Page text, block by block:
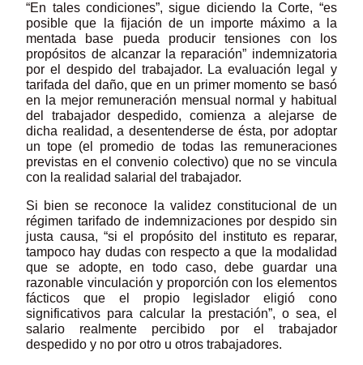
“En tales condiciones”, sigue diciendo la Corte, “es
posible que la fijación de un importe máximo a la
mentada base pueda producir tensiones con los
propósitos de alcanzar la reparación” indemnizatoria
por el despido del trabajador. La evaluación legal y
tarifada del daño, que en un primer momento se basó
en la mejor remuneración mensual normal y habitual
del trabajador despedido, comienza a alejarse de
dicha realidad, a desentenderse de ésta, por adoptar
un tope (el promedio de todas las remuneraciones
previstas en el convenio colectivo) que no se vincula
con la realidad salarial del trabajador.
Si bien se reconoce la validez constitucional de un
régimen tarifado de indemnizaciones por despido sin
justa causa, “si el propósito del instituto es reparar,
tampoco hay dudas con respecto a que la modalidad
que se adopte, en todo caso, debe guardar una
razonable vinculación y proporción con los elementos
fácticos que el propio legislador eligió cono
significativos para calcular la prestación”, o sea, el
salario realmente percibido por el trabajador
despedido y no por otro u otros trabajadores.